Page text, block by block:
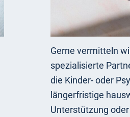
Gerne vermitteln
spezialisierte
die Kinder- oder
längerfristige
Unterstützung